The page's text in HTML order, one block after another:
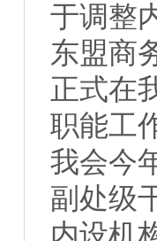
于调整
东盟商
正式在
职能工
我会今
副处级